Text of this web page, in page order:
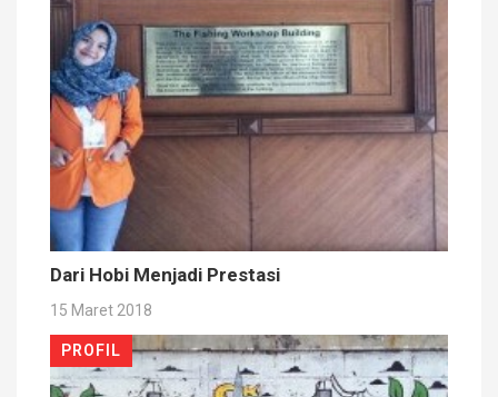
Dari Hobi Menjadi Prestasi
15 Maret 2018
PROFIL